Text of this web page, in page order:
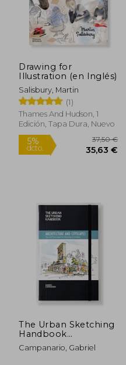
dcto. 54,31 €
5%
Drawing for
Illustration (en Inglés)
Salisbury, Martin
(1)
Thames And Hudson, 1
Edición, Tapa Dura, Nuevo
The Urban Sketching
Handbook
Architecture and
Cityscapes: Tips and
Campanario, Gabriel